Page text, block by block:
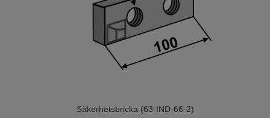
Säkerhetsbricka (63-IND-66-2)